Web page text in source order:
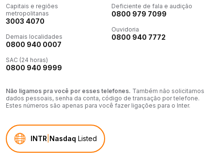
Capitais e regiões
metropolitanas
3003 4070
Demais localidades
0800 940 0007
SAC (24 horas)
0800 940 9999
Deficiente de fala e audição
0800 979 7099
Ouvidoria
0800 940 7772
Não ligamos pra você por esses telefones. Também não solicitamos
dados pessoais, senha da conta, código de transação por telefone.
Estes números são apenas para você fazer ligações para o Inter.
INTR Nasdaq Listed